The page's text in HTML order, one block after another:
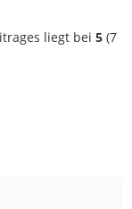
liegt bei 5 (7